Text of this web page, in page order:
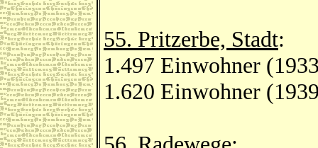
55. Pritzerbe, Stadt:
1.497 Einwohner
1.620 Einwohner